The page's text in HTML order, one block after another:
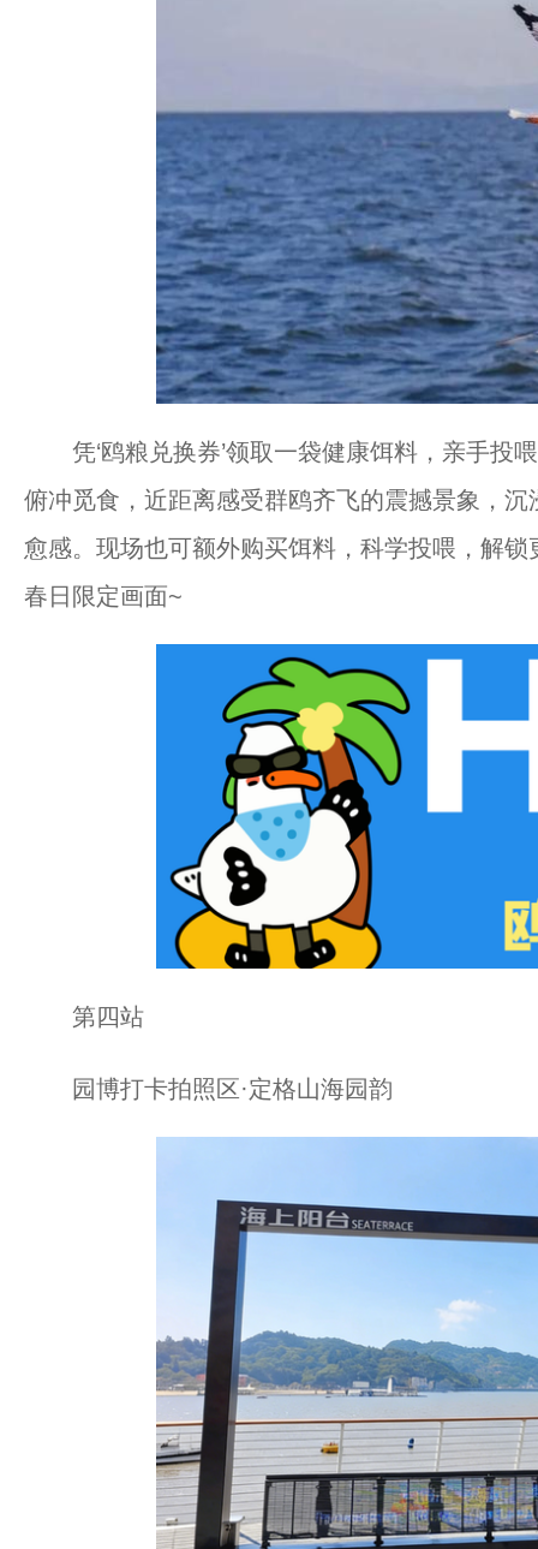
凭‘鸥粮兑换券’领取一袋健康饵料，亲手投
俯冲觅食，近距离感受群鸥齐飞的震撼景象，
愈感。现场也可额外购买饵料，科学投喂，解
春日限定画面~
第四站
园博打卡拍照区·定格山海园韵